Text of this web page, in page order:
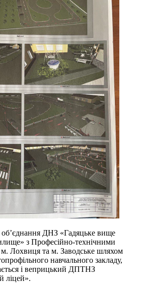
ДНЗ «Гадяцьке вище
з Професійно-технічними
Лохвиця та м. Заводське шляхом
навчального закладу,
і веприцький ДПТНЗ
ліцей».